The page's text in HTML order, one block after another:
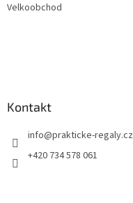
Velkoobchod
Kontakt
info@prakticke-regaly.cz
+420 734 578 061